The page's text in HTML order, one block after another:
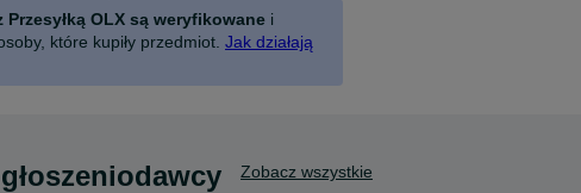
OLX są weryfikowane i
które kupiły przedmiot. Jak działają
Zobacz wszystkie